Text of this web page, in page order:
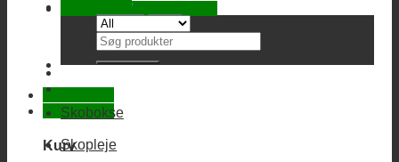
Kurv /
Ingen varer i kurven.
Kurv
Søg
efter:
Skobokse
Skopleje